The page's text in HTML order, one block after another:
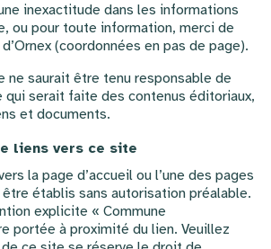
inexactitude dans les informations
ou pour toute information, merci de
(coordonnées en pas de page).
ne saurait être tenu responsable de
qui serait faite des contenus éditoriaux,
et documents.
liens vers ce site
la page d’accueil ou l’une des pages
établis sans autorisation préalable.
explicite « Commune
portée à proximité du lien. Veuillez